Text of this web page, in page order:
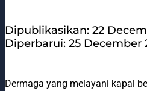
Dipublikasikan: 22
Diperbarui: 25 December
Dermaga yang melayani kapal